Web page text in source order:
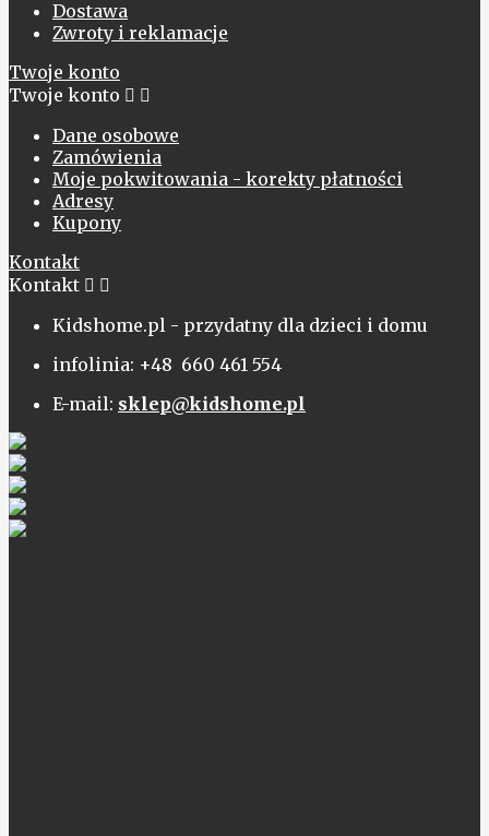
Dostawa
Zwroty i reklamacje
Twoje konto
Twoje konto  
Dane osobowe
Zamówienia
Moje pokwitowania - korekty płatności
Adresy
Kupony
Kontakt
Kontakt  
Kidshome.pl - przydatny dla dzieci i domu
infolinia: +48 660 461 554
E-mail: sklep@kidshome.pl